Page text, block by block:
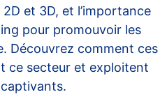
et 3D, et l’importance
pour promouvoir les
Découvrez comment ces
ce secteur et exploitent